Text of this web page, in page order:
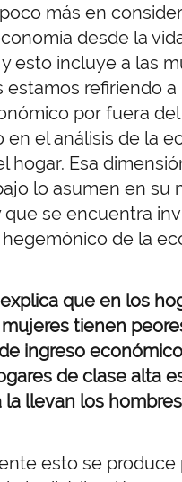
más en
desde la
esto incluye a las
estamos refiriendo a
por fuera
en el análisis de la
hogar. Esa
lo asumen en su
que se encuentra
de la
que en los
tienen
ingreso
de clase alta
llevan los
esto se produce